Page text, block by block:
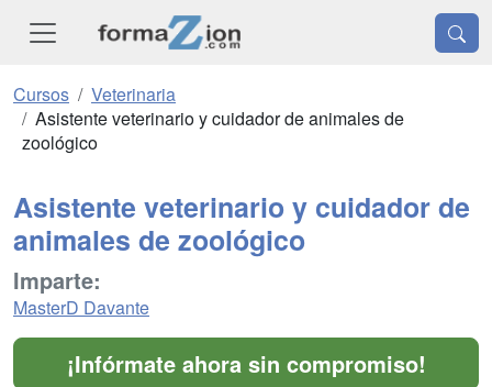
Cursos
Veterinaria
Asistente veterinario y cuidador de animales de
zoológico
Asistente veterinario y cuidador de
animales de zoológico
Imparte:
MasterD Davante
¡Infórmate ahora sin compromiso!